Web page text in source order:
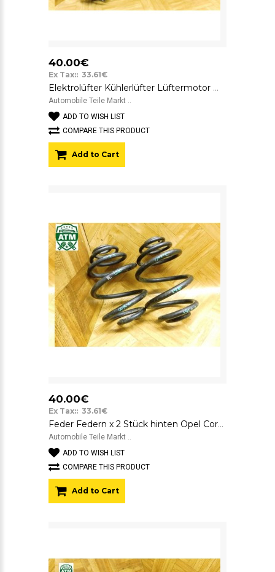
40.00€
Ex Tax:: 33.61€
Elektrolüfter Kühlerlüfter Lüftermotor mit Lüfterzarge Opel Corsa C GM 24421233
Automobile Teile Markt ..
ADD TO WISH LIST
COMPARE THIS PRODUCT
Add to Cart
40.00€
Ex Tax:: 33.61€
Feder Federn x 2 Stück hinten Opel Corsa C 3 türig
Automobile Teile Markt ..
ADD TO WISH LIST
COMPARE THIS PRODUCT
Add to Cart